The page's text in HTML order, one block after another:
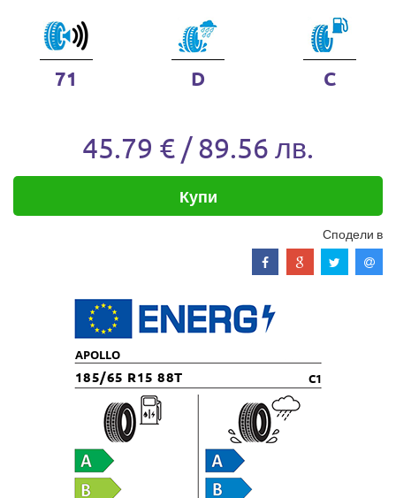
71 D C
45.79 € / 89.56 лв.
Купи
Сподели в
APOLLO
185/65 R15 88T C1